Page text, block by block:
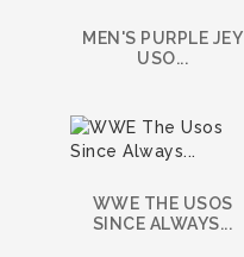
MEN'S PURPLE JEY
USO...
WWE THE USOS
SINCE ALWAYS...